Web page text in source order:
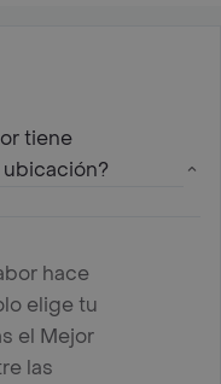
tiene
hace
elige tu
el Mejor
las